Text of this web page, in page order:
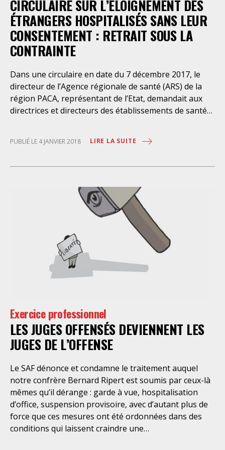
étrangères ont accès, il a
CIRCULAIRE SUR L’ÉLOIGNEMENT DES
ÉTRANGERS HOSPITALISÉS SANS LEUR
CONSENTEMENT : RETRAIT SOUS LA
CONTRAINTE
Dans une circulaire en date du 7 décembre 2017, le
directeur de l’Agence régionale de santé (ARS) de la
région PACA, représentant de l’Etat, demandait aux
directrices et directeurs des établissements de santé
hospitalisés sans leur consentement. Les étrangers
leur OQTF directement par l’établissement hospitalier.
Si l’étranger refusait de signer, il appartenait aux
cadres de santé de constater ce refus. Par ces
instructions dénoncées à juste titre par les syndicats
des praticiens psychiatres, l’Etat intimait l’ordre aux
soignants prenant en charge les malades de devenir
des agents préfectoraux, afin d’assurer les missions
de ministère de l’Intérieur et de mettre en œuvre la
mission est le soin, ne sauraient être utilisés en ce
sens par le gouvernement ! En outre, les personnes
en sortie d’hospitalisation sont en situation de
fragilité physique et mentale, d’autant que la fin d’une
hospitalisation psychiatrique complète s’accompagne,
dans la plupart des cas, d’un protocole de
PUBLIÉ LE 4 JANVIER 2018 LIRE LA SUITE
Exercice professionnel
LES JUGES OFFENSÉS DEVIENNENT LES
JUGES DE L’OFFENSE
Le SAF dénonce et condamne le traitement auquel
notre confrère Bernard Ripert est soumis par ceux-là
mêmes qu’il dérange : garde à vue, hospitalisation
d’office, suspension provisoire, avec d’autant plus de
force que ces mesures ont été ordonnées dans des
conditions qui laissent craindre une